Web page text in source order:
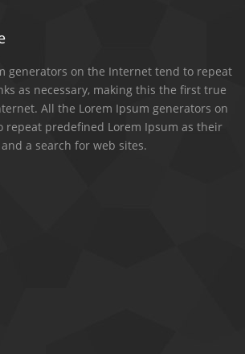
generators on the Internet tend to repeat
as necessary, making this the first true
All the Lorem Ipsum generators on
repeat predefined Lorem Ipsum as their
a search for web sites.